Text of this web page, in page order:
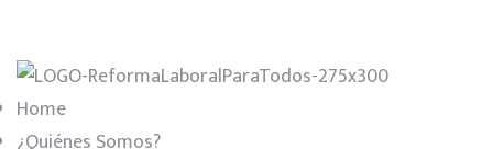
Home
¿Quiénes Somos?